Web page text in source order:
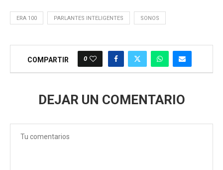
ERA 100 PARLANTES INTELIGENTES SONOS
COMPARTIR 0
DEJAR UN COMENTARIO